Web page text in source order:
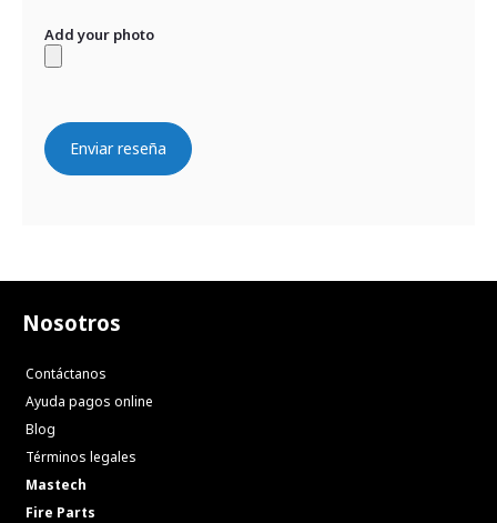
Add your photo
Enviar reseña
Nosotros
Contáctanos
Ayuda pagos online
Blog
Términos legales
Mastech
Fire Parts